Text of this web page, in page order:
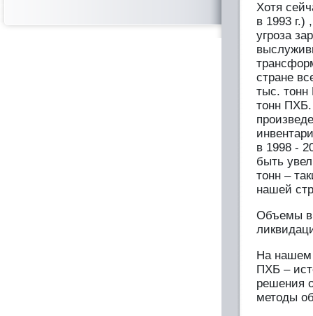
Хотя
в 1993 г.)
угроза
стране
тыс. тонн
тонн ПХБ.
в 1998 -
быть
тонн –
нашей
Объемы
На нашем
ПХБ –
решения
методы